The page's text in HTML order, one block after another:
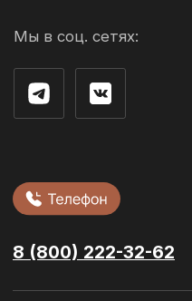
г. Рязань ул. 3-и Бутырки,
с1Д, 3 этаж, офис 305
Фасадная плитка
Сухие смеси
керамогранит